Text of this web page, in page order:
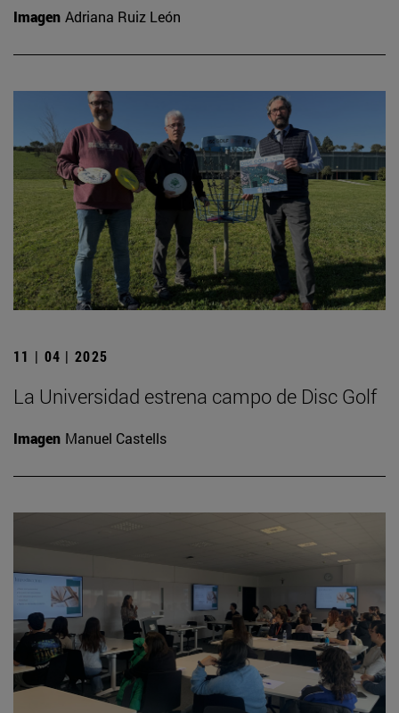
Imagen Adriana Ruiz León
11 | 04 | 2025
La Universidad estrena campo de Disc Golf
Imagen Manuel Castells